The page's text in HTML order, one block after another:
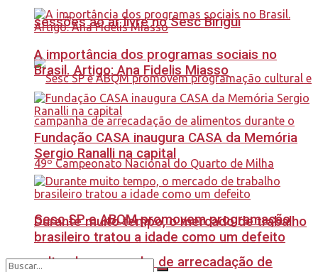
sessões ao ar livre no Sesc Birigui
Sesc SP e ABQM promovem programação
cultural e campanha de arrecadação de
A importância dos programas sociais no
Brasil. Artigo: Ana Fidelis Miasso
Fundação CASA inaugura CASA da Memória
Sergio Ranalli na capital
Durante muito tempo, o mercado de trabalho
brasileiro tratou a idade como um defeito